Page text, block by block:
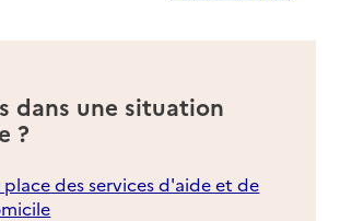
dans une situation
?
des services d'aide et de